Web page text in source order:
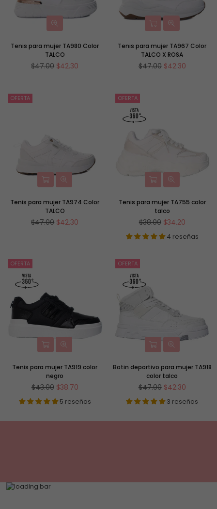
Tenis para mujer TA980 Color
TALCO
Precio
$47.00 $42.30
Tenis para mujer TA967 Color
TALCO X ROSA
Precio
$47.00 $42.30
OFERTA
Tenis para mujer TA974 Color
TALCO
Precio
$47.00 $42.30
OFERTA
Tenis para mujer TA755 color
talco
Precio
$38.00 $34.20
4 reseñas
OFERTA
Tenis para mujer TA919 color
negro
Precio
$43.00 $38.70
5 reseñas
OFERTA
Botin deportivo para mujer TA918
color talco
Precio
$47.00 $42.30
3 reseñas